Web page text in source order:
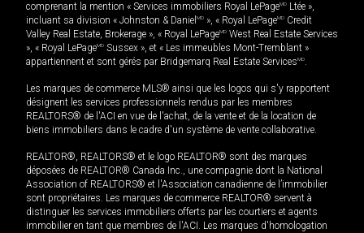
comprenant la mention « Services immobiliers Royal LePageMD Ltée »,
incluant sa division « Johnston & Daniel MD », « Royal LePageMD Credit
Valley Real Estate, Brokerage », « Royal LePageMD West Real Estate Services
», « Royal LePageMD Sussex », et « Les immeubles Mont-Tremblant »
appartiennent et sont gérés par Bridgemarq Real Estate ServicesMD.
Les marques de commerce MLS® ainsi que les logos qui s'y rapportent
désignent les services professionnels rendus par les membres
REALTORS® de l'ACI en vue de l'achat, de la vente et de la location de
biens immobiliers dans le cadre d'un système de vente collaborative.
REALTOR®, REALTORS® et le logo REALTOR® sont des marques
déposées de REALTOR® Canada Inc., une compagnie dont la National
Association of REALTORS® et l'Association canadienne de l’immobilier
sont propriétaires. Les marques de commerce REALTOR® servent à
distinguer les services immobiliers offerts par les courtiers et agents
immobilier en tant que membres de l'ACI. Les marques d'homologation